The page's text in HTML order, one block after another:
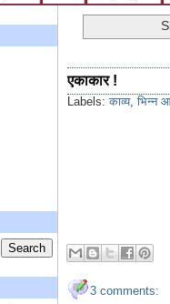
एकाकार !
Labels:काव्य,भिन्न
3 comments: